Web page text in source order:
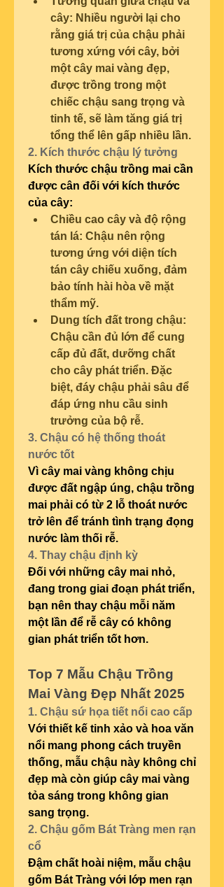
cây: Nhiều người lại cho
rằng giá trị của chậu phải
tương xứng với cây, bởi
một cây mai vàng đẹp,
được trồng trong một
chiếc chậu sang trọng và
tinh tế, sẽ làm tăng giá trị
tổng thể lên gấp nhiều lần.
2. Kích thước chậu lý tưởng
Kích thước chậu trồng mai cần
được cân đối với kích thước
của cây:
Chiều cao cây và độ rộng
tán lá: Chậu nên rộng
tương ứng với diện tích
tán cây chiếu xuống, đảm
bảo tính hài hòa về mặt
thẩm mỹ.
Dung tích đất trong chậu:
Chậu cần đủ lớn để cung
cấp đủ đất, dưỡng chất
cho cây phát triển. Đặc
biệt, đáy chậu phải sâu để
đáp ứng nhu cầu sinh
trưởng của bộ rễ.
3. Chậu có hệ thống thoát
nước tốt
Vì cây mai vàng không chịu
được đất ngập úng, chậu trồng
mai phải có từ 2 lỗ thoát nước
trở lên để tránh tình trạng đọng
nước làm thối rễ.
4. Thay chậu định kỳ
Đối với những cây mai nhỏ,
đang trong giai đoạn phát triển,
bạn nên thay chậu mỗi năm
một lần để rễ cây có không
gian phát triển tốt hơn.
Top 7 Mẫu Chậu Trồng
Mai Vàng Đẹp Nhất 2025
1. Chậu sứ họa tiết nổi cao cấp
Với thiết kế tinh xảo và hoa văn
nổi mang phong cách truyền
thống, mẫu chậu này không chỉ
đẹp mà còn giúp cây mai vàng
tỏa sáng trong không gian
sang trọng.
2. Chậu gốm Bát Tràng men rạn
cổ
Đậm chất hoài niệm, mẫu chậu
gốm Bát Tràng với lớp men rạn